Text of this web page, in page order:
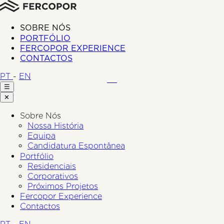
SOBRE NÓS
PORTFÓLIO
FERCOPOR EXPERIENCE
CONTACTOS
PT - EN
☰
✕
Sobre Nós
Nossa História
Equipa
Candidatura Espontânea
Portfólio
Residenciais
Corporativos
Próximos Projetos
Fercopor Experience
Contactos